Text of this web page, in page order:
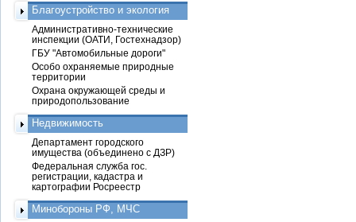
Благоустройство и экология
Административно-технические
инспекции (ОАТИ, Гостехнадзор)
ГБУ "Автомобильные дороги"
Особо охраняемые природные
территории
Охрана окружающей среды и
природопользование
Недвижимость
Департамент городского
имущества (объединено с ДЗР)
Федеральная служба гос.
регистрации, кадастра и
картографии Росреестр
Минобороны РФ, МЧС